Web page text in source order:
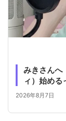
みきさん
ィ）始め
2026年8月7日